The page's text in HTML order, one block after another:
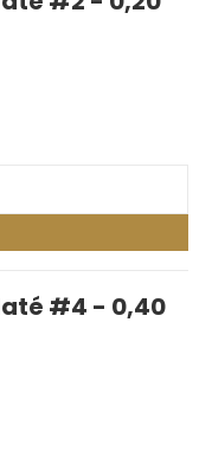
#4 - 0,40